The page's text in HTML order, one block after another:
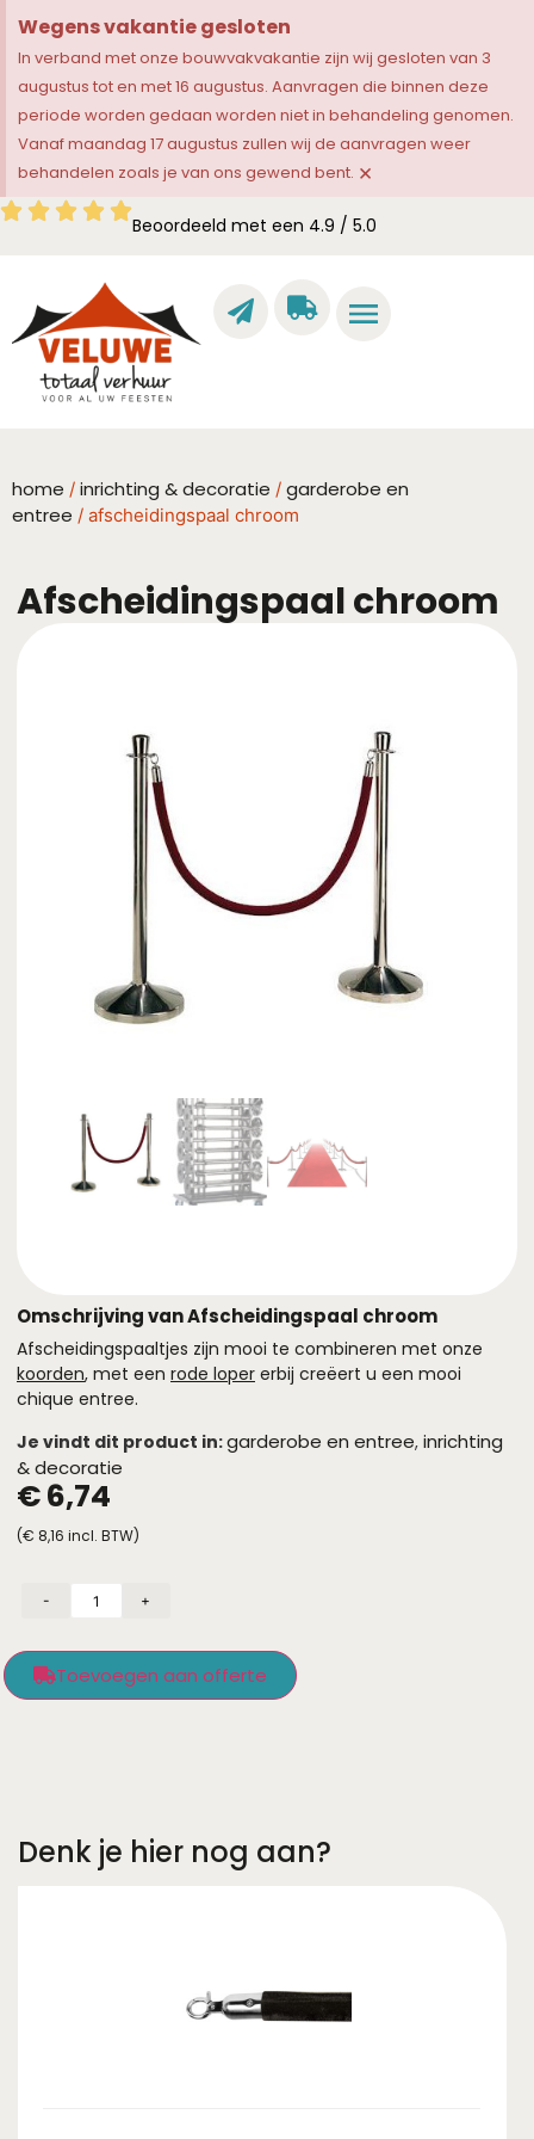
Wegens vakantie gesloten
In verband met onze bouwvakvakantie zijn wij gesloten van 3
augustus tot en met 16 augustus. Aanvragen die binnen deze
periode worden gedaan worden niet in behandeling genomen.
Vanaf maandag 17 augustus zullen wij de aanvragen weer
behandelen zoals je van ons gewend bent. ×
Beoordeeld met een 4.9 / 5.0
home / inrichting & decoratie / garderobe en
entree / afscheidingspaal chroom
Afscheidingspaal chroom
Omschrijving van Afscheidingspaal chroom
Afscheidingspaaltjes zijn mooi te combineren met onze
koorden, met een rode loper erbij creëert u een mooi
chique entree.
Je vindt dit product in:garderobe en entree, inrichting
& decoratie
€6,74
(€ 8,16 incl. BTW)
- +
Toevoegen aan offerte
Denk je hier nog aan?